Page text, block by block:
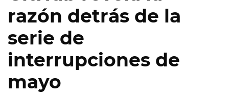
razón detrás de la
serie de
interrupciones de
mayo